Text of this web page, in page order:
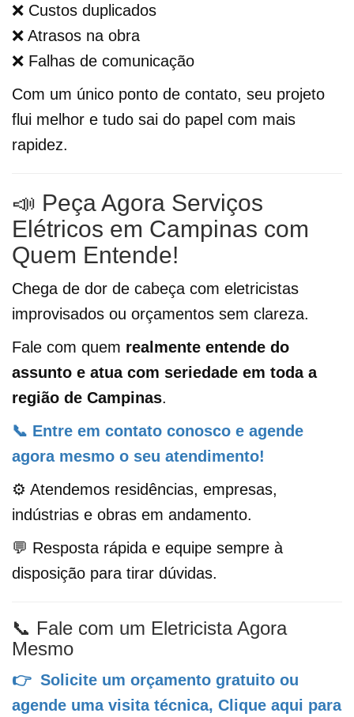
❌ Custos duplicados
❌ Atrasos na obra
❌ Falhas de comunicação
Com um único ponto de contato, seu projeto
flui melhor e tudo sai do papel com mais
rapidez.
📣 Peça Agora Serviços
Elétricos em Campinas com
Quem Entende!
Chega de dor de cabeça com eletricistas
improvisados ou orçamentos sem clareza.
Fale com quem realmente entende do
assunto e atua com seriedade em toda a
região de Campinas.
📞 Entre em contato conosco e agende
agora mesmo o seu atendimento!
⚙️ Atendemos residências, empresas,
indústrias e obras em andamento.
💬 Resposta rápida e equipe sempre à
disposição para tirar dúvidas.
📞 Fale com um Eletricista Agora
Mesmo
👉 Solicite um orçamento gratuito ou
agende uma visita técnica, Clique aqui para